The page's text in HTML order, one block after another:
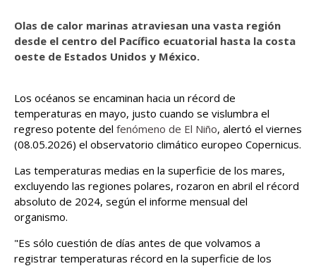
Olas de calor marinas atraviesan una vasta región
desde el centro del Pacífico ecuatorial hasta la costa
oeste de Estados Unidos y México.
Los océanos se encaminan hacia un récord de
temperaturas en mayo, justo cuando se vislumbra el
regreso potente del fenómeno de El Niño, alertó el viernes
(08.05.2026) el observatorio climático europeo Copernicus.
Las temperaturas medias en la superficie de los mares,
excluyendo las regiones polares, rozaron en abril el récord
absoluto de 2024, según el informe mensual del
organismo.
"Es sólo cuestión de días antes de que volvamos a
registrar temperaturas récord en la superficie de los